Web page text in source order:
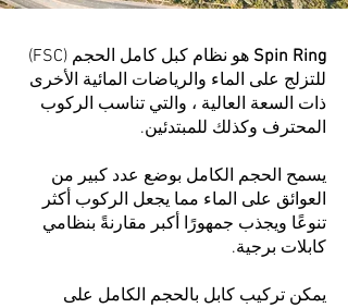
Spin Ring
هو نظام كبل كامل الحجم (FSC)
للتزلج على الماء والرياضات المائية الأخرى
ذات السعة العالية ، والتي تناسب الركوب
المحترف وكذلك للمبتدئين.
يسمح الحجم الكامل بوضع عدد كبير من
العوائق على الماء مما يجعل الركوب أكثر
تنوعًا ويجذب جمهورًا أكبر مقارنةً بنظامي
كابلات برجية.
يمكن تركيب كابل بالحجم الكامل على